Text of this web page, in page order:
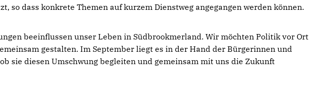
so dass konkrete Themen auf kurzem Dienstweg angegangen werden können.
beeinflussen unser Leben in Südbrookmerland. Wir möchten Politik vor Ort
gestalten. Im September liegt es in der Hand der Bürgerinnen und
sie diesen Umschwung begleiten und gemeinsam mit uns die Zukunft